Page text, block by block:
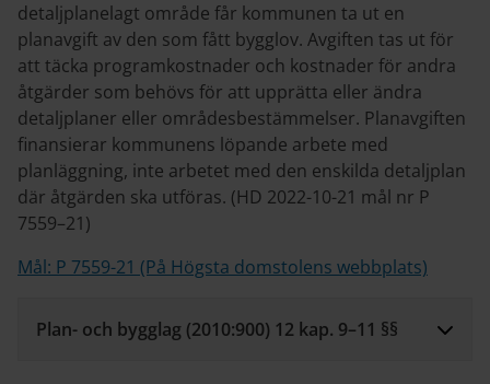
detaljplanelagt område får kommunen ta ut en
planavgift av den som fått bygglov. Avgiften tas ut för
att täcka programkostnader och kostnader för andra
åtgärder som behövs för att upprätta eller ändra
detaljplaner eller områdesbestämmelser. Planavgiften
finansierar kommunens löpande arbete med
planläggning, inte arbetet med den enskilda detaljplan
där åtgärden ska utföras. (HD 2022-10-21 mål nr P
7559–21)
Mål: P 7559-21 (På Högsta domstolens webbplats)
Plan- och bygglag (2010:900) 12 kap. 9–11 §§